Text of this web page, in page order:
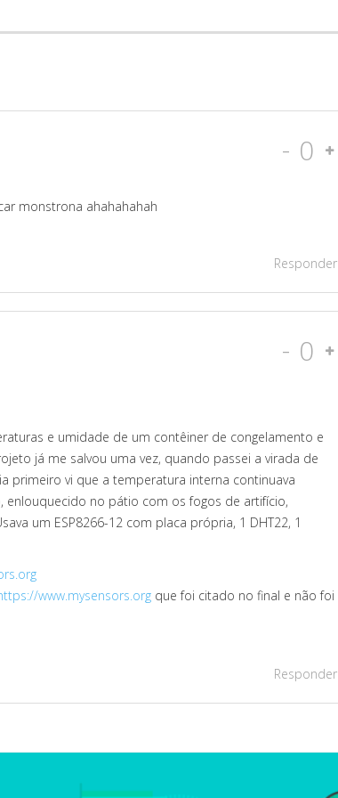
- 0
monstrona ahahahahah
Responder
- 0
e umidade de um contêiner de congelamento e
já me salvou uma vez, quando passei a virada de
primeiro vi que a temperatura interna continuava
no pátio com os fogos de artifício,
um ESP8266-12 com placa própria, 1 DHT22, 1
www.mysensors.org que foi citado no final e não foi
Responder